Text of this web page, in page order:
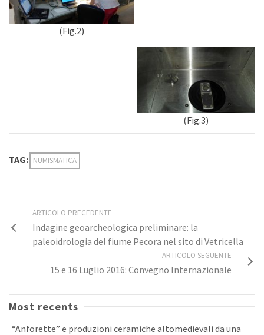
(Fig.2)
(Fig.3)
TAG: NUMISMATICA
ARTICOLO PRECEDENTE
Indagine geoarcheologica preliminare: la
paleoidrologia del fiume Pecora nel sito di Vetricella
ARTICOLO SEGUENTE
15 e 16 Luglio 2016: Convegno Internazionale
Most recents
“Anforette” e produzioni ceramiche altomedievali da una